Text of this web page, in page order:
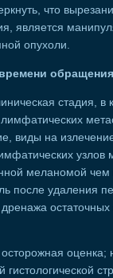
что
является
опухоли.
стадия, в
виды на
меланомой чем
после удаления
остаточных
оценка;